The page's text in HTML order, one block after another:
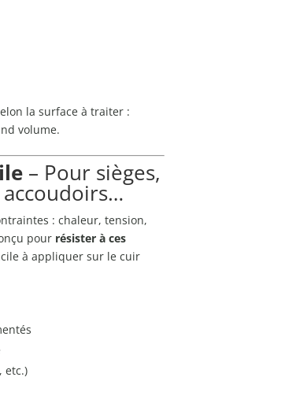
la surface à traiter :
volume.
– Pour sièges,
: chaleur, tension,
pour résister à ces
à appliquer sur le cuir
etc.)